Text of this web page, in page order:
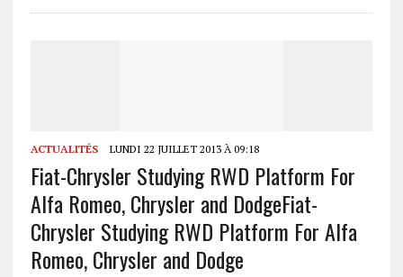
ACTUALITÉS LUNDI 22 JUILLET 2013 À 09:18
Fiat-Chrysler Studying RWD Platform For
Alfa Romeo, Chrysler and DodgeFiat-
Chrysler Studying RWD Platform For Alfa
Romeo, Chrysler and Dodge